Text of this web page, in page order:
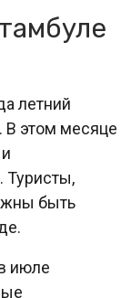
летний
В этом месяце
Туристы,
быть
июле